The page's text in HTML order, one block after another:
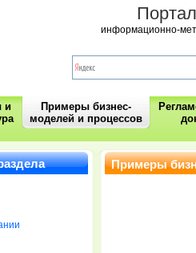
информационно-
и
Примеры бизнес-
моделей и процессов
Примеры
компании